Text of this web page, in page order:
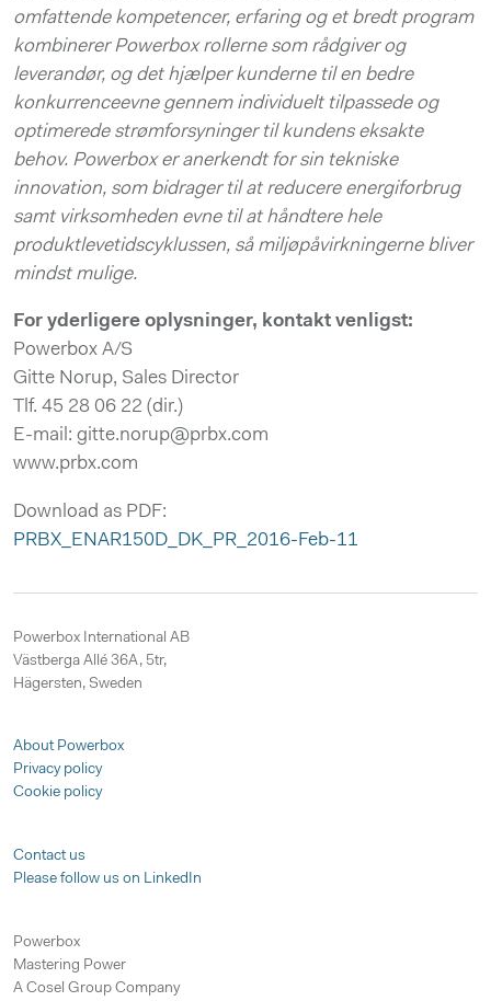
omfattende kompetencer, erfaring og et bredt program
kombinerer Powerbox rollerne som rådgiver og
leverandør, og det hjælper kunderne til en bedre
konkurrenceevne gennem individuelt tilpassede og
optimerede strømforsyninger til kundens eksakte
behov. Powerbox er anerkendt for sin tekniske
innovation, som bidrager til at reducere energiforbrug
samt virksomheden evne til at håndtere hele
produktlevetidscyklussen, så miljøpåvirkningerne bliver
mindst mulige.
For yderligere oplysninger, kontakt venligst:
Powerbox A/S
Gitte Norup, Sales Director
Tlf. 45 28 06 22 (dir.)
E-mail: gitte.norup@prbx.com
www.prbx.com
Download as PDF:
PRBX_ENAR150D_DK_PR_2016-Feb-11
Powerbox International AB
Västberga Allé 36A, 5tr,
Hägersten, Sweden
About Powerbox
Privacy policy
Cookie policy
Contact us
Please follow us on LinkedIn
Powerbox
Mastering Power
A Cosel Group Company